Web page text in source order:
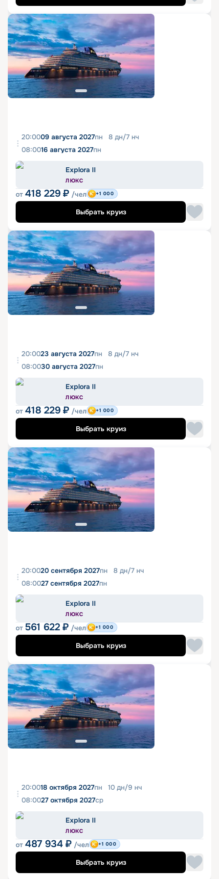
20:0009 августа 2027пн 8 дн/7 нч
08:0016 августа 2027пн
Explora II
ЛЮКС
от 418 229 ₽ /чел +1 000
Выбрать круиз
20:0023 августа 2027пн 8 дн/7 нч
08:0030 августа 2027пн
Explora II
ЛЮКС
от 418 229 ₽ /чел +1 000
Выбрать круиз
20:0020 сентября 2027пн 8 дн/7 нч
08:0027 сентября 2027пн
Explora II
ЛЮКС
от 561 622 ₽ /чел +1 000
Выбрать круиз
20:0018 октября 2027пн 10 дн/9 нч
08:0027 октября 2027ср
Explora II
ЛЮКС
от 487 934 ₽ /чел +1 000
Выбрать круиз